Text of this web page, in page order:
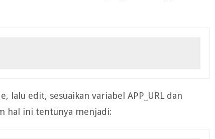
lalu edit, sesuaikan variabel APP_URL dan
hal ini tentunya menjadi: